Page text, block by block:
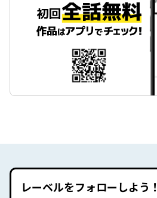
レーベルをフォローしよう！